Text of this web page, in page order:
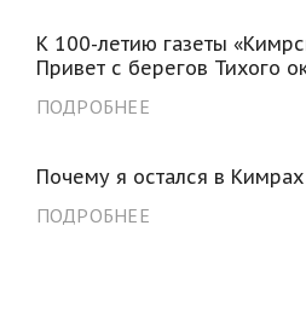
К 100-летию газеты
Привет с берегов Тихого
ПОДРОБНЕЕ
Почему я остался в Кимрах
ПОДРОБНЕЕ